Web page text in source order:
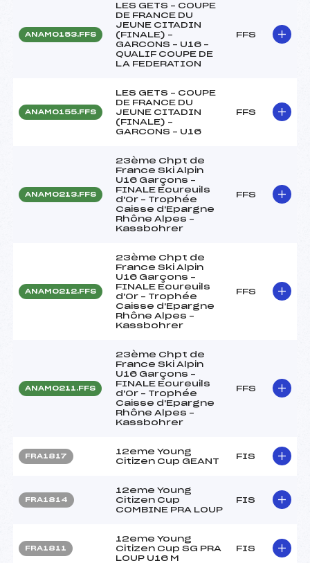
ANAM0153.FFS
LES GETS – COUPE
DE FRANCE DU
JEUNE CITADIN
(FINALE) –
GARCONS – U16 –
QUALIF COUPE DE
LA FEDERATION
FFS
ANAM0155.FFS
LES GETS – COUPE
DE FRANCE DU
JEUNE CITADIN
(FINALE) –
GARCONS – U16
FFS
ANAM0213.FFS
23ème Chpt de
France Ski Alpin
U16 Garçons –
FINALE Ecureuils
d'Or – Trophée
Caisse d'Epargne
Rhône Alpes –
Kassbohrer
FFS
ANAM0212.FFS
23ème Chpt de
France Ski Alpin
U16 Garçons –
FINALE Ecureuils
d'Or – Trophée
Caisse d'Epargne
Rhône Alpes –
Kassbohrer
FFS
ANAM0211.FFS
23ème Chpt de
France Ski Alpin
U16 Garçons –
FINALE Ecureuils
d'Or – Trophée
Caisse d'Epargne
Rhône Alpes –
Kassbohrer
FFS
FRA1817
12eme Young
Citizen Cup GEANT
FIS
FRA1814
12eme Young
Citizen Cup
COMBINE PRA LOUP
FIS
FRA1811
12eme Young
Citizen Cup SG PRA
LOUP U16 M
FIS